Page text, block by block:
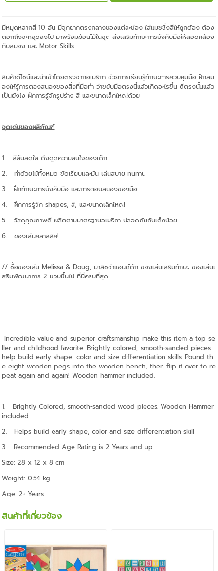
มีหมุดหลากสี 10 อัน มีจุกยากตรงกลางของแต่ละข่อง ใส่แมชชิ่งสีให้ถูกต้อง ต้อง
ตอกถึงจะหลุดลงไป มาพร้อมฆ้อนไม้ในชุด ส่งเสริมทักษะการบังคับมือให้สอดคล้อง
กับสมอง และ Motor Skills
สินค้าดีไซน์และนำเข้าโดยตรงจากอเมริกา ช่วยการเรียนรู้ทักษะการควบคุมมือ ฝึกสม
องให้รู้การตองสนองของสิ่งที่มือทำ ว่าขยับมือตรงนี้แล้วเกิดอะไรขึ้น ตีตรงนั้นแล้ว
เป็นยังไง ฝึกการรู้จักรูปร่าง สี และขนาดเล็กใหญ่ด้วย
จุดเด่นของผลิภัณฑ์
1. สีสันสดใส ดึงดูดความสนใจของเด็ก
2. ทำด้วยไม้ทั้งหมด ขัดเรียบและมัน เล่นสบาย ทนทาน
3. ฝึกทักษะการบังคับมือ และการตอบสนองของมือ
4. ฝึกการรู้จัก shapes, สี, และขนาดเล็กใหญ่
5. วัสดุคุณภาพดี ผลิตตามมาตรฐานอเมริกา ปลอดภัยกับเด็กน้อย
6. ของเล่นคลาสสิค!
// ซื้อของเล่น Melissa & Doug, มาลิซซ่าแอนด์ดัก ของเล่นเสริมทักษะ ของเล่นเ
สริมพัฒนาการ 2 ขวบขึ้นไป ที่นี่ครบที่สุด
Incredible value and superior craftsmanship make this item a top se
ller and childhood favorite. Brightly colored, smooth-sanded pieces
help build early shape, color and size differentiation skills. Pound th
e eight wooden pegs into the wooden bench, then flip it over to re
peat again and again! Wooden hammer included.
1. Brightly Colored, smooth-sanded wood pieces. Wooden Hammer
included
2. Helps build early shape, color and size differentiation skill
3. Recommended Age Rating is 2 Years and up
Size: 28 x 12 x 8 cm
Weight: 0.54 kg
Age: 2+ Years
สินค้าที่เกี่ยวข้อง